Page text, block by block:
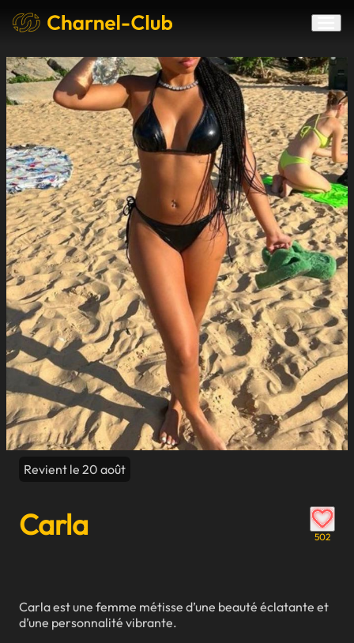
Carla 502
Revient le 20 août
Carla est une femme métisse d’une beauté éclatante et
d’une personnalité vibrante.